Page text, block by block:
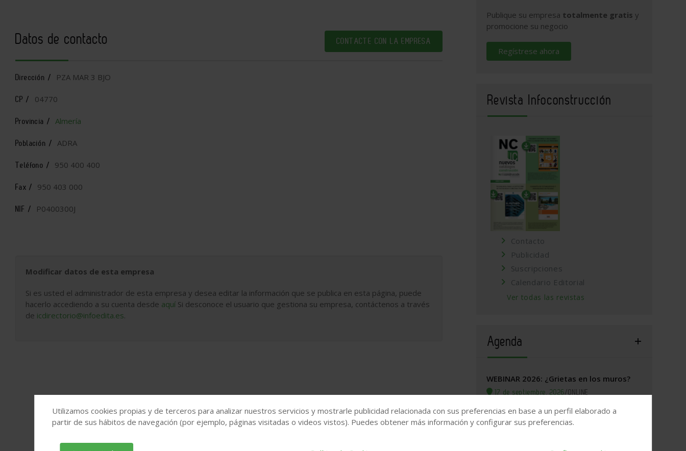
Datos de contacto CONTACTE CON LA EMPRESA
Dirección / PZA MAR 3 BJO
CP / 04770
Provincia / Almería
Población / ADRA
Teléfono / 950 400 400
Fax / 950 403 000
NIF / P0400300J
Modificar datos de esta empresa
Si es usted el administrador de esta empresa y desea editar la información que se publica en esta página, puede
hacerlo accediendo a su cuenta desde aquí Si desconoce el usuario que gestiona su empresa, contáctenos a través
de icdirectorio@infoedita.es.
Publique su empresa totalmente gratis y
promocione su negocio
Regístrese ahora
Revista Infoconstrucción
Contacto
Publicidad
Suscripciones
Calendario Editorial
Ver todas las revistas
Agenda
WEBINAR 2026: ¿Grietas en los muros?
17 de septiembre, 2026/ONLINE
Valladolid, 2026. Jornada Arquitectura y
Construcción
Utilizamos cookies propias y de terceros para analizar nuestros servicios y mostrarle publicidad relacionada con sus preferencias en base a un perfil elaborado a
partir de sus hábitos de navegación (por ejemplo, páginas visitadas o videos vistos). Puedes obtener más información y configurar sus preferencias.